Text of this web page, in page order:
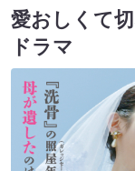
愛おしくて
ドラマ